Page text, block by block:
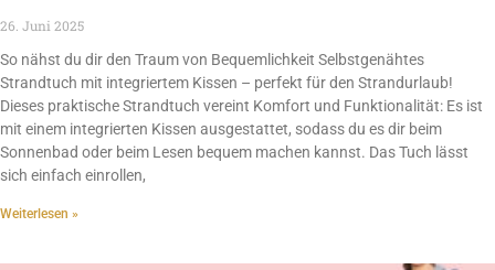
26. Juni 2025
So nähst du dir den Traum von Bequemlichkeit Selbstgenähtes
Strandtuch mit integriertem Kissen – perfekt für den Strandurlaub!
Dieses praktische Strandtuch vereint Komfort und Funktionalität: Es ist
mit einem integrierten Kissen ausgestattet, sodass du es dir beim
Sonnenbad oder beim Lesen bequem machen kannst. Das Tuch lässt
sich einfach einrollen,
Weiterlesen »